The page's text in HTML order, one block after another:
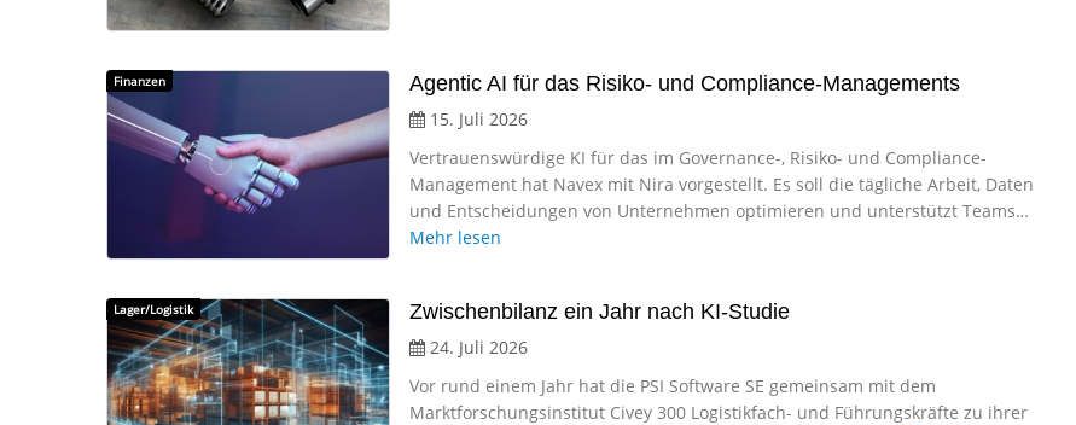
Finanzen Agentic AI für das Risiko- und Compliance-Managements
15. Juli 2026
Vertrauenswürdige KI für das im Governance-, Risiko- und Compliance-
Management hat Navex mit Nira vorgestellt. Es soll die tägliche Arbeit, Daten
und Entscheidungen von Unternehmen optimieren und unterstützt Teams…
Mehr lesen
Lager/Logistik Zwischenbilanz ein Jahr nach KI-Studie
24. Juli 2026
Vor rund einem Jahr hat die PSI Software SE gemeinsam mit dem
Marktforschungsinstitut Civey 300 Logistikfach- und Führungskräfte zu ihrer